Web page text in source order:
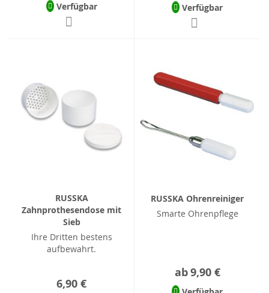
Verfügbar Verfügbar
RUSSKA
Zahnprothesendose mit
Sieb
Ihre Dritten bestens
aufbewahrt.
6,90 €
RUSSKA Ohrenreiniger
Smarte Ohrenpflege
ab9,90 €